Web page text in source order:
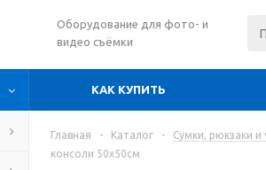
Оборудование для фото- и
видео съёмки
КАК КУПИТЬ
Главная - Каталог - Сумки, рюкзаки и
консоли 50х50см